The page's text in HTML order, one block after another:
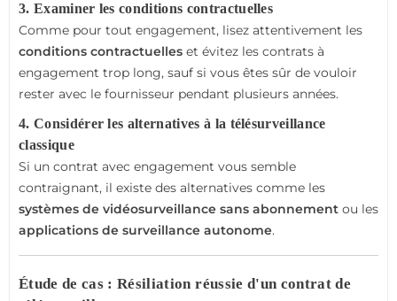
3. Examiner les conditions contractuelles
Comme pour tout engagement, lisez attentivement les
conditions contractuelles et évitez les contrats à
engagement trop long, sauf si vous êtes sûr de vouloir
rester avec le fournisseur pendant plusieurs années.
4. Considérer les alternatives à la télésurveillance
classique
Si un contrat avec engagement vous semble
contraignant, il existe des alternatives comme les
systèmes de vidéosurveillance sans abonnement ou les
applications de surveillance autonome.
Étude de cas : Résiliation réussie d'un contrat de